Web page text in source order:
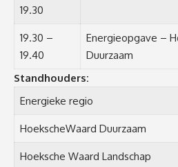
19.30
19.30 –
19.40
Energieopgave –
Duurzaam
Standhouders:
Energieke regio
HoekscheWaard Duurzaam
Hoeksche Waard Landschap